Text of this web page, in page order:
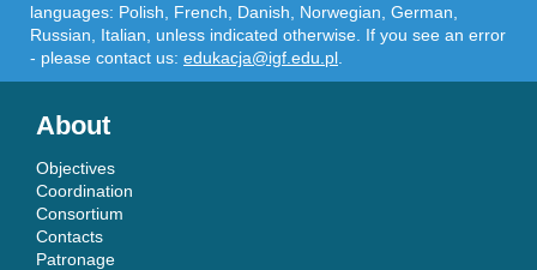
languages: Polish, French, Danish, Norwegian, German,
Russian, Italian, unless indicated otherwise. If you see an error
- please contact us: edukacja@igf.edu.pl
About
Objectives
Coordination
Consortium
Contacts
Patronage